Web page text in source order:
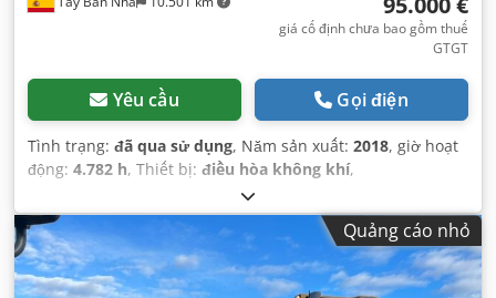
giá cố định chưa bao gồm thuế
GTGT
Yêu cầu Gọi điện
Tình trạng: đã qua sử dụng, Năm sản xuất: 2018, giờ hoạt
động: 4.782 h, Thiết bị: điều hòa không khí,
Quảng cáo nhỏ